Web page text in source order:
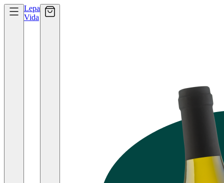
Lepa
Vida